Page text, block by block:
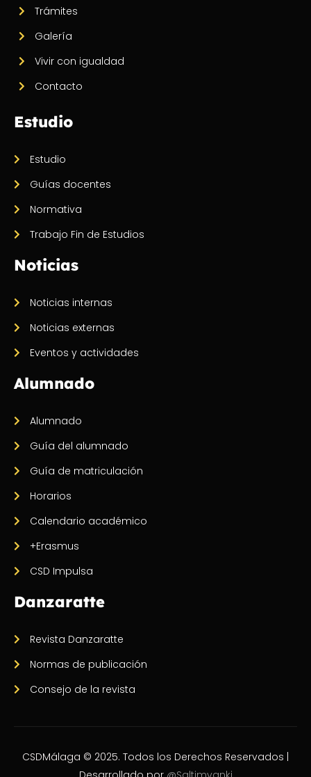
Trámites
Galería
Vivir con igualdad
Contacto
Estudio
Estudio
Guías docentes
Normativa
Trabajo Fin de Estudios
Noticias
Noticias internas
Noticias externas
Eventos y actividades
Alumnado
Alumnado
Guía del alumnado
Guía de matriculación
Horarios
Calendario académico
+Erasmus
CSD Impulsa
Danzaratte
Revista Danzaratte
Normas de publicación
Consejo de la revista
CSDMálaga © 2025. Todos los Derechos Reservados |